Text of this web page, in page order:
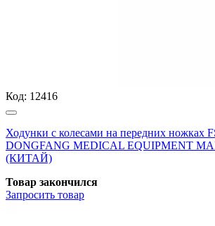
Код: 12416
Ходунки с колесами на передних ножках
DONGFANG MEDICAL EQUIPMENT
(КИТАЙ)
Товар закончился
Запросить товар